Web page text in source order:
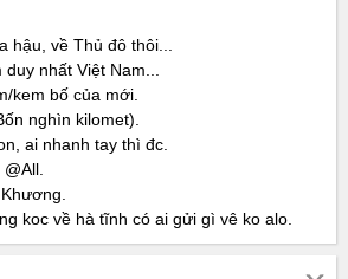
hậu, về Thủ đô thôi...
nhất Việt Nam...
kem bố của mới.
nghìn kilomet).
ai nhanh tay thì đc.
koc về hà tĩnh có ai gửi gì vê ko alo.